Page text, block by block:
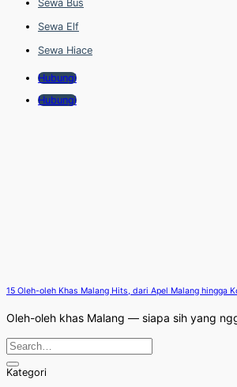
Sewa Bus
Sewa Elf
Sewa Hiace
Hubungi
Hubungi
15 Oleh-oleh Khas Malang Hits, dari Apel Malang hingga
Oleh-oleh khas Malang — siapa sih yang
Kategori